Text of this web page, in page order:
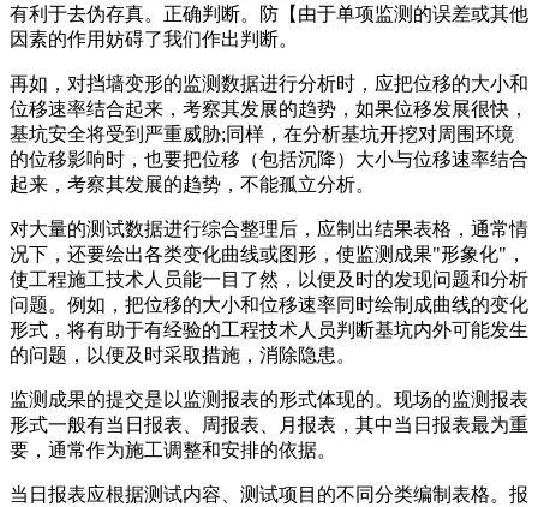
有利于去伪存真。正确判断。防【由于单项监测的误差或其他
因素的作用妨碍了我们作出判断。
再如，对挡墙变形的监测数据进行分析时，应把位移的大小和
位移速率结合起来，考察其发展的趋势，如果位移发展很快，
基坑安全将受到严重威胁;同样，在分析基坑开挖对周围环境
的位移影响时，也要把位移（包括沉降）大小与位移速率结合
起来，考察其发展的趋势，不能孤立分析。
对大量的测试数据进行综合整理后，应制出结果表格，通常情
况下，还要绘出各类变化曲线或图形，使监测成果"形象化"，
使工程施工技术人员能一目了然，以便及时的发现问题和分析
问题。例如，把位移的大小和位移速率同时绘制成曲线的变化
形式，将有助于有经验的工程技术人员判断基坑内外可能发生
的问题，以便及时采取措施，消除隐患。
监测成果的提交是以监测报表的形式体现的。现场的监测报表
形式一般有当日报表、周报表、月报表，其中当日报表最为重
要，通常作为施工调整和安排的依据。
当日报表应根据测试内容、测试项目的不同分类编制表格。报